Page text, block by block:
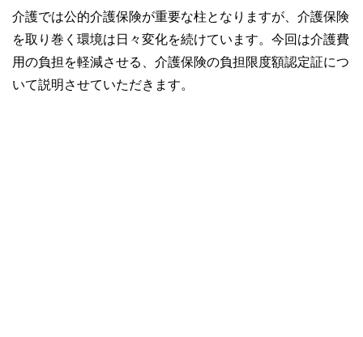
介護では公的介護保険が重要な柱となりますが、介護保険
を取り巻く環境は日々変化を続けています。今回は介護費
用の負担を軽減させる、介護保険の負担限度額認定証につ
いて説明させていただきます。